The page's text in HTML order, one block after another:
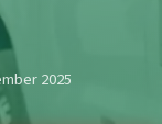
2025